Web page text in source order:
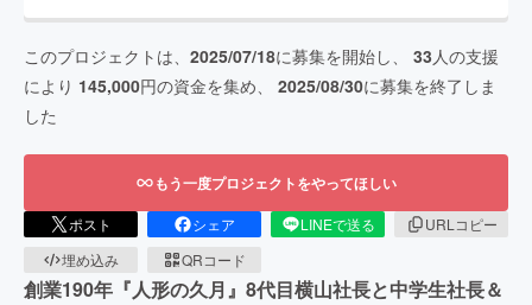
このプロジェクトは、 2025/07/18に募集を開始し、 33人の支援
により 145,000円の資金を集め、 2025/08/30に募集を終了しま
した
もう一度プロジェクトをやってほしい
ポスト シェア LINEで送る
URLコピー
埋め込み
QRコード
創業190年『人形の久月』8代目横山社長と中学生社長＆